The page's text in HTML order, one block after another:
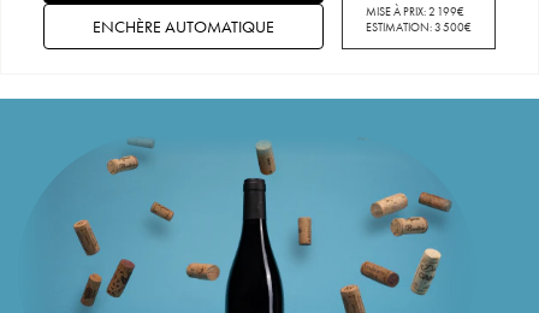
MISE À PRIX:2 199€
ESTIMATION:3 500€
ENCHÈRE AUTOMATIQUE